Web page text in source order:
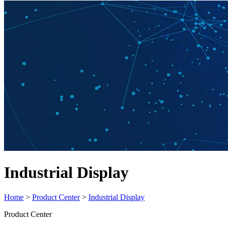
Industrial Display
Home > Product Center> Industrial Display
Product Center